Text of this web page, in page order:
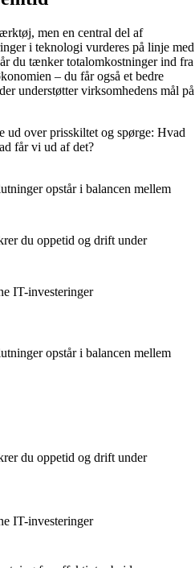
men en central del af
i teknologi vurderes på linje med
du tænker totalomkostninger ind fra
– du får også et bedre
understøtter virksomhedens mål på
ud over prisskiltet og spørge: Hvad
får vi ud af det?
opstår i balancen mellem
du oppetid og drift under
IT-investeringer
opstår i balancen mellem
du oppetid og drift under
IT-investeringer